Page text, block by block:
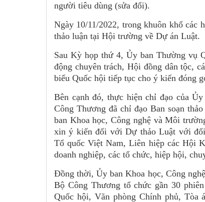
người tiêu dùng (sửa đổi).
Ngày 10/11/2022, trong khuôn khổ các
thảo luận tại Hội trường về Dự án Luật.
Sau Kỳ họp thứ 4, Ủy ban Thường vụ
động chuyên trách, Hội đồng dân tộc,
biểu Quốc hội tiếp tục cho ý kiến đóng
Bên cạnh đó, thực hiện chỉ đạo của
Công Thương đã chỉ đạo Ban soạn
ban Khoa học, Công nghệ và Môi
xin ý kiến đối với Dự thảo Luật với
Tổ quốc Việt Nam, Liên hiệp các Hội
doanh nghiệp, các tổ chức, hiệp hội,
Đồng thời, Ủy ban Khoa học, Công
Bộ Công Thương tổ chức gần 30
Quốc hội, Văn phòng Chính phủ, Tòa